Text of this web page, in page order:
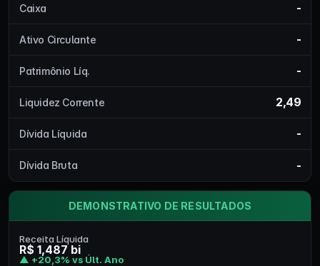
Caixa -
Ativo Circulante -
Patrimônio Líq. -
Liquidez Corrente 2,49
Dívida Líquida -
Dívida Bruta -
DEMONSTRATIVO DE RESULTADOS
Receita Líquida
R$ 1,487 bi
▲ +20,3% vs Últ. Ano